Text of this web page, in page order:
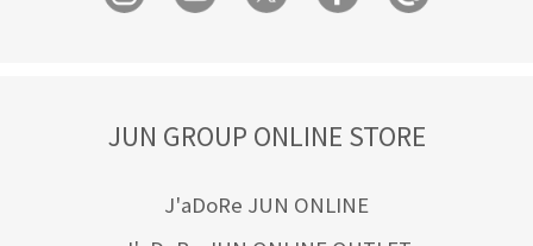
JUN GROUP ONLINE STORE
J'aDoRe JUN ONLINE